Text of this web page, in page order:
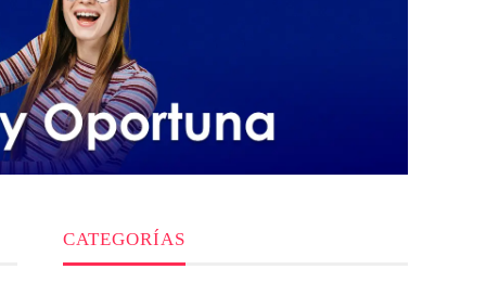
CATEGORÍAS